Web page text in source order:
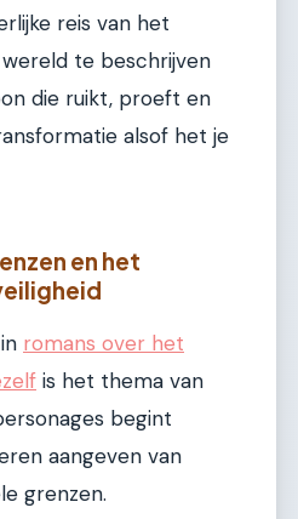
reis van het
te beschrijven
die ruikt, proeft en
alsof het je
en het
romans over het
is het thema van
begint
aangeven van
grenzen.